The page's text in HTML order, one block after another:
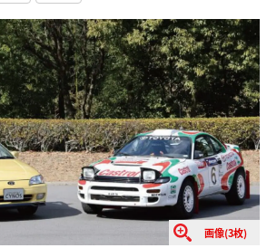
画像(3枚)